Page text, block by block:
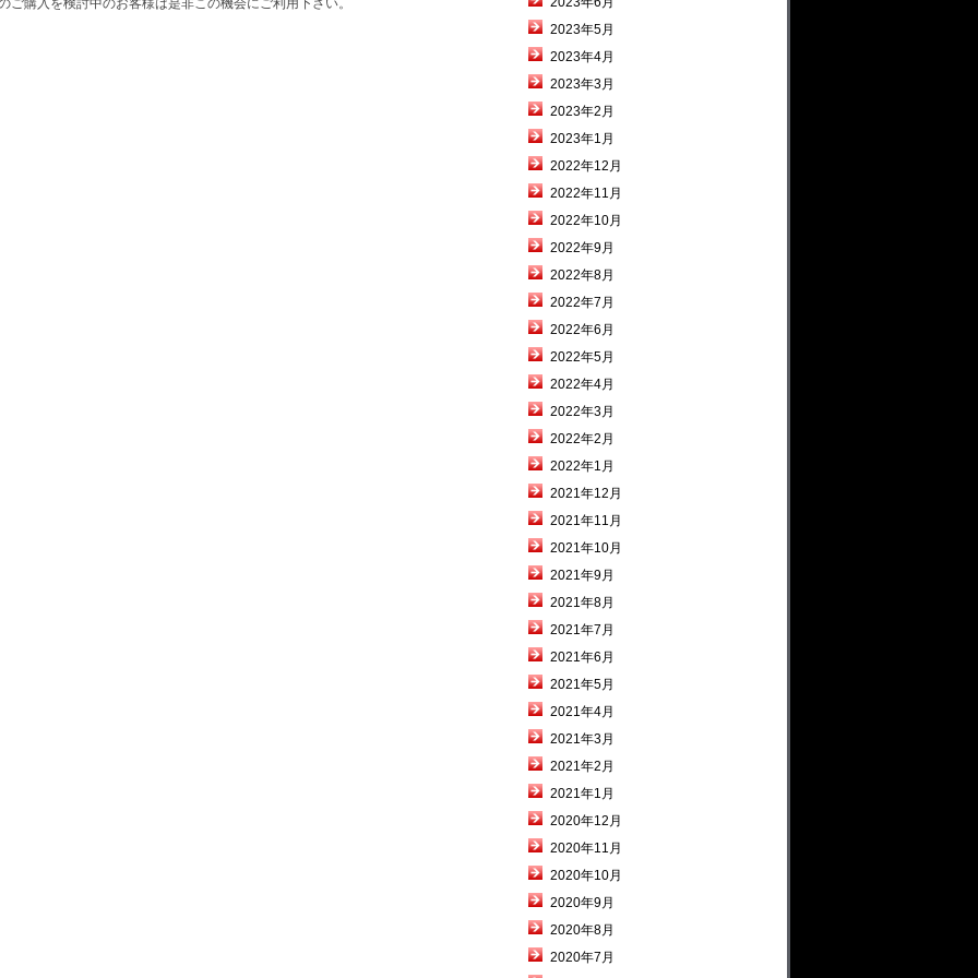
ご購入を検討中のお客様は是非この機会にご利用下さい。
2023年5月
2023年4月
2023年3月
2023年2月
2023年1月
2022年12月
2022年11月
2022年10月
2022年9月
2022年8月
2022年7月
2022年6月
2022年5月
2022年4月
2022年3月
2022年2月
2022年1月
2021年12月
2021年11月
2021年10月
2021年9月
2021年8月
2021年7月
2021年6月
2021年5月
2021年4月
2021年3月
2021年2月
2021年1月
2020年12月
2020年11月
2020年10月
2020年9月
2020年8月
2020年7月